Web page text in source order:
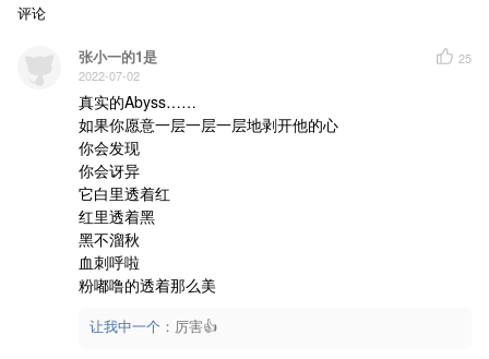
◖《破晓》 ◗
策 划：凉盏
作曲/编曲：橙子Miu
演 唱：醉雪（王子昕）、毁音绅士（Abyss）
和声编唱：醉雪
混音：鹿马Lmua
视频监制：度19
视频制作：Licht_Y_
封面制作：HAKUEI94
评论
张小一的1是
2022-07-02
25
真实的Abyss……
如果你愿意一层一层一层地剥开他的心
你会发现
你会讶异
它白里透着红
红里透着黑
黑不溜秋
血刺呼啦
粉嘟噜的透着那么美
让我中一个 ： 厉害👍